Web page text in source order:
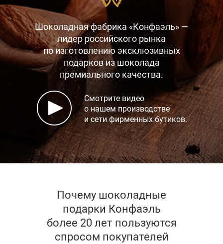
Шоколадная фабрика «Конфаэль» —
лидер российского рынка
по изготовлению эксклюзивных
подарков из шоколада
премиального качества.
Смотрите видео
о нашем производстве
и сети фирменных бутиков.
Почему шоколадные
подарки Конфаэль
более 20 лет пользуются
спросом покупателей